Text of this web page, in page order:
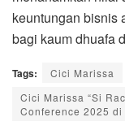
keuntungan bisnis
bagi kaum dhuafa
Tags:
Cici Marissa
Cici Marissa “Si
Conference 2025 di